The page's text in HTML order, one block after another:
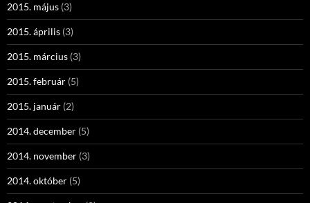
2015. május (3)
2015. április (3)
2015. március (3)
2015. február (5)
2015. január (2)
2014. december (5)
2014. november (3)
2014. október (5)